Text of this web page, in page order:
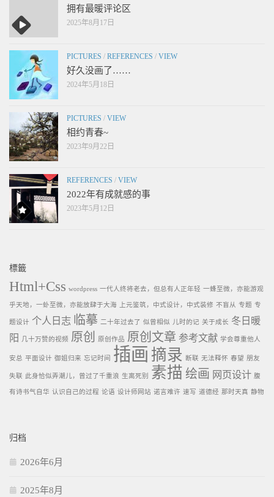
拥有最暖评论区
2025年8月17日
PICTURES / REFERENCES / VIEW
好久没画了……
2024年5月18日
PICTURES / VIEW
相约青春~
2023年9月22日
REFERENCES / VIEW
2022年有成就感的事
2023年5月12日
標籤
Html+Css wordpress 一代人终将老去，但总有人正年轻 一蜂至微，亦能游观
乎天地，一虲至微，亦能放肆于大海 上元鉴筑，中式设计，中式装修 不盲从 专题 专
题设计 个人日志 临摹 二十年过去了 似曾相似 儿时的记 关于成长 冬日暖
阳
几十万赞的视频 原创 原创作品 原创文章 参考文献 学会尊重他人
安总 平面设计 御姐归来 忘记时间 插画 摘录 断联 无法释怀 春望 朋友
失联 此身恰似弄潮儿，曾过了千重浪 生离死别 素描 绘画 网页设计 腹
有诗书气自华 认识自己的过程 论语 设计师网站 诺言难许 速写 道德经 那时天真 静物
归档
2026年6月
2025年8月